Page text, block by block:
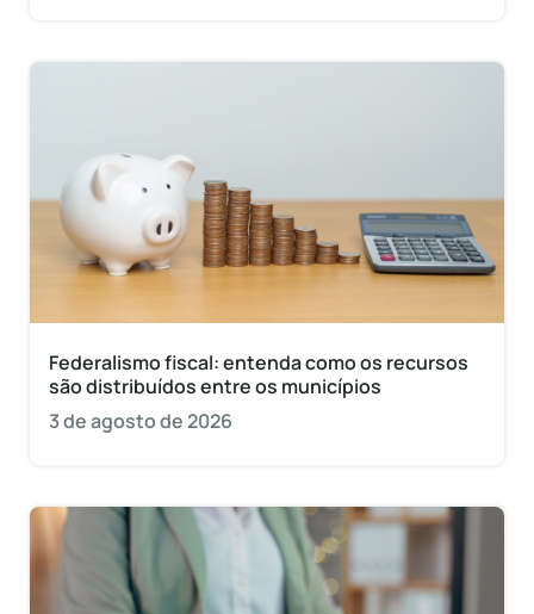
Federalismo fiscal: entenda como os recursos
são distribuídos entre os municípios
3 de agosto de 2026